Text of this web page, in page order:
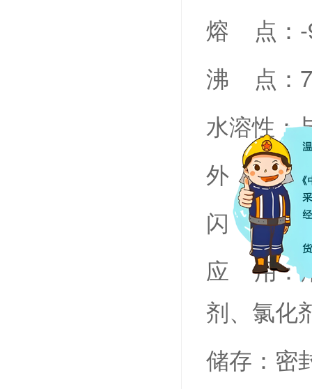
熔 点：-
沸 点：
水溶性：
外 观：
闪 点：
应 用：
剂、氯化
储存：密